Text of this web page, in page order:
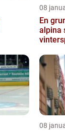
08
En
alpina
08